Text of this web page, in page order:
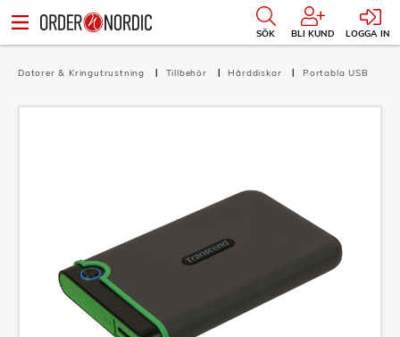
SÖK BLI KUND LOGGA IN
Datorer & Kringutrustning Tillbehör Hårddiskar Portabla USB